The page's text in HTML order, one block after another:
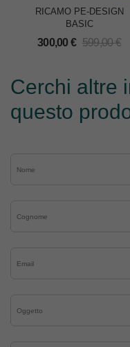
RICAMO PE-DESIGN
BASIC
300,00 € 599,00€
Cerchi altre
questo